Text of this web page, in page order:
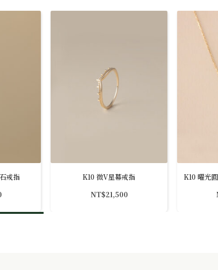
戒指
K10 微V星幕戒指
NT$21,500
K10 曜光